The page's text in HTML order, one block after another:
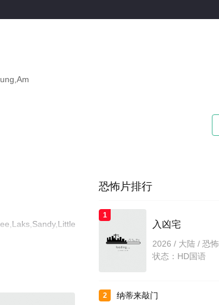
版电影就上天堂
恐怖片排行
1
入凶宅
2026 / 大陆 / 恐怖
状态：HD国语
2 纳蒂来敲门